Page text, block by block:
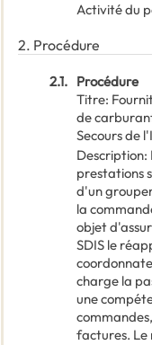
Activité du
2. Procédure
2.1. Procédure
Titre:
de
Secours de
Description:
prestations
d'un
la
objet
SDIS le
charge la
une
factures. Le